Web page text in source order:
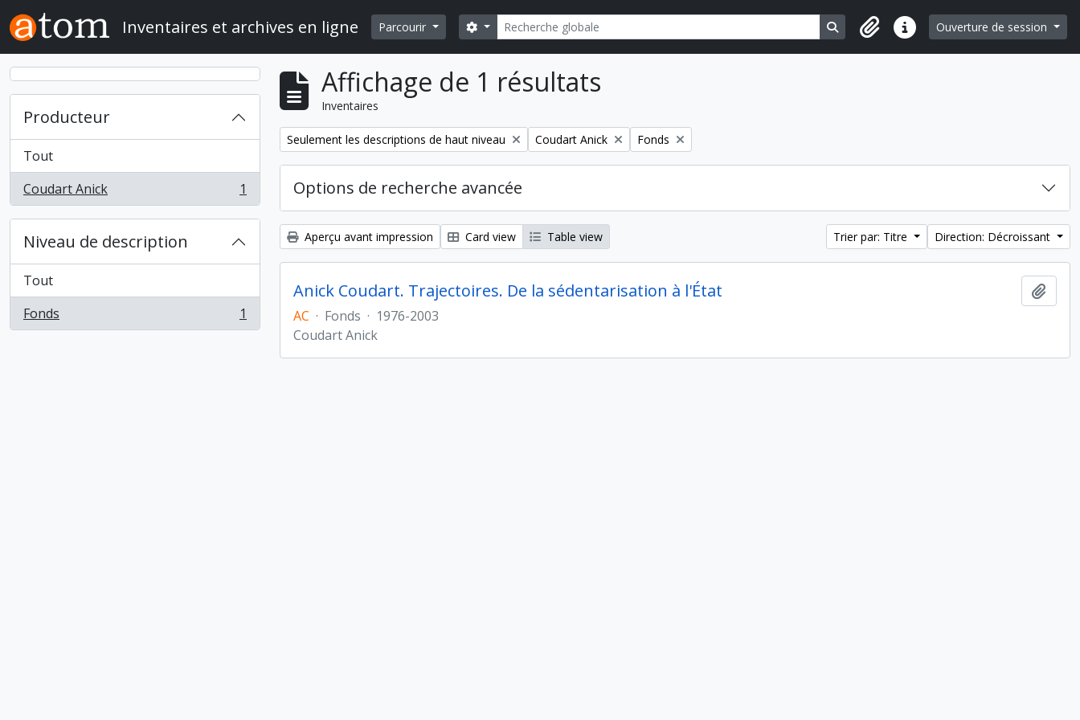
Skip to main content
Inventaires et archives en ligne Parcourir Rechercher
Search options Search in browse page
Liens rapidesOuverture de session
Producteur
Tout
Coudart Anick
, 1 résultats 1
Niveau de description
Tout
Fonds
, 1 résultats 1
Affichage de 1 résultats
Inventaires
Remove filter:
Seulement les descriptions de haut niveau Remove filter:
Coudart Anick Remove filter:
Fonds
Options de recherche avancée
Aperçu avant impression Card view Table view Trier par: Titre Direction: Décroissant
Anick Coudart. Trajectoires. De la sédentarisation à l'État
AC · Fonds · 1976-2003
Coudart Anick